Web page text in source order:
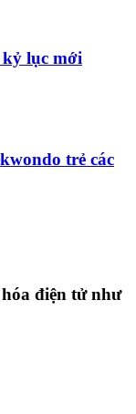
kỷ lục mới
trẻ các
điện tử như